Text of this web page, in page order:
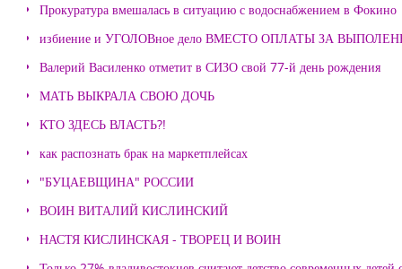
Прокуратура вмешалась в ситуацию с водоснабжением в Фокино
избиение и УГОЛОВное дело ВМЕСТО ОПЛАТЫ ЗА
Валерий Василенко отметит в СИЗО свой 77-й день рождения
МАТЬ ВЫКРАЛА СВОЮ ДОЧЬ
КТО ЗДЕСЬ ВЛАСТЬ?!
как распознать брак на маркетплейсах
"БУЦАЕВЩИНА" РОССИИ
ВОИН ВИТАЛИЙ КИСЛИНСКИЙ
НАСТЯ КИСЛИНСКАЯ - ТВОРЕЦ И ВОИН